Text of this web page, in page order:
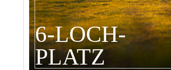
6-LOCH-
PLATZ